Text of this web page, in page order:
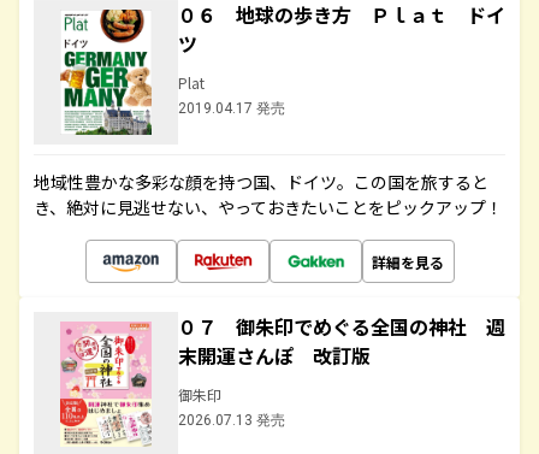
０６ 地球の歩き方 Ｐｌａｔ ドイ
ツ
Plat
2019.04.17 発売
地域性豊かな多彩な顔を持つ国、ドイツ。この国を旅すると
き、絶対に見逃せない、やっておきたいことをピックアップ！
詳細を見る
０７ 御朱印でめぐる全国の神社 週
末開運さんぽ 改訂版
御朱印
2026.07.13 発売